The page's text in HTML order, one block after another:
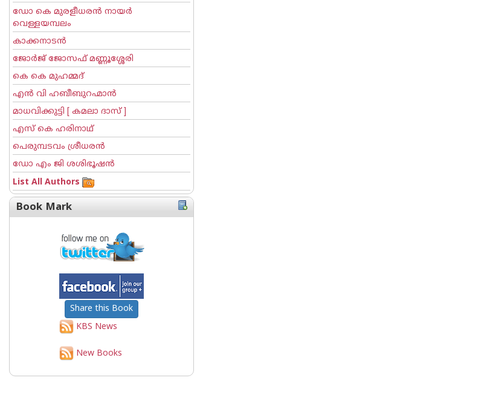
ഡോ കെ മുരളീധരന്‍ നായര്‍
വെള്ളയമ്പലം
കാക്കനാടന്‍
ജോര്‍ജ് ജോസഫ് മണ്ണൂശ്ശേരി
കെ കെ മുഹമ്മദ്
എന്‍ വി ഹബീബുറഹ്മാന്‍
മാധവിക്കുട്ടി [ കമലാ ദാസ് ]
എസ് കെ ഹരിനാഥ്
പെരുമ്പടവം ശ്രീധര‌ന്‍
ഡോ എം ജി ശശിഭൂഷന്‍
List All Authors
Book Mark
Share this Book
KBS News
New Books